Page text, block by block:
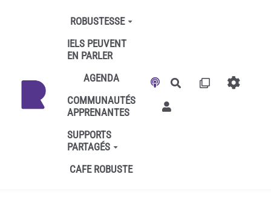
Aller au contenu principal
ROBUSTESSE
IELS PEUVENT
EN PARLER
AGENDA
COMMUNAUTÉS
APPRENANTES
SUPPORTS
PARTAGÉS
CAFE ROBUSTE
Rechercher